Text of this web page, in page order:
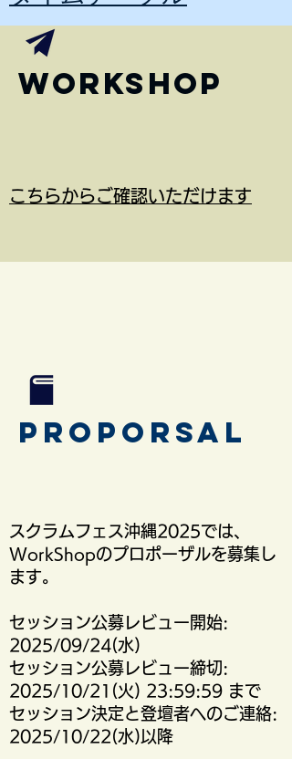
Workshop
こちらからご確認いただけます
ProPORSAL
​スクラムフェス沖縄2025では、
WorkShopのプロポーザルを募集し
ます。
セッション公募レビュー開始:
2025/09/24(水)
セッション公募レビュー締切:
2025/10/21(火) 23:59:59 まで
セッション決定と登壇者へのご連絡:
2025/10/22(水)以降